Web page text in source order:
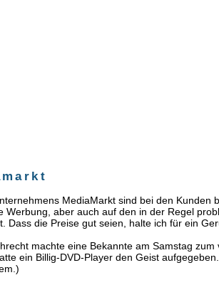
MediaMarkt sind bei den Kunden
Werbung, aber auch auf den in der Regel
Dass die Preise gut seien, halte ich für ein
machte eine Bekannte am Samstag zum
ein Billig-DVD-Player den Geist